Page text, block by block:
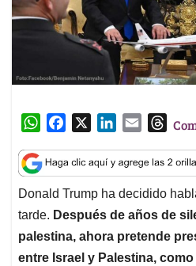
W
a
t
s
A
p
p
c
e
b
o
o
k
n
k
e
d
I
n
a
i
l
T
r
e
a
d
s
Donald Trump ha decidido
tarde. Después de años de
palestina, ahora pretende
entre Israel y Palestina,